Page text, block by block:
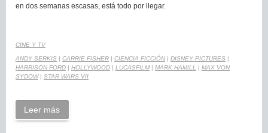
en dos semanas escasas, está todo por llegar.
CINE Y TV
ANDY SERKIS | CARRIE FISHER | CIENCIA FICCIÓN | DISNEY PICTURES |
HARRISON FORD | HOLLYWOOD | LUCASFILM | MARK HAMILL | MAX VON
SYDOW| STAR WARS VII
Leer más